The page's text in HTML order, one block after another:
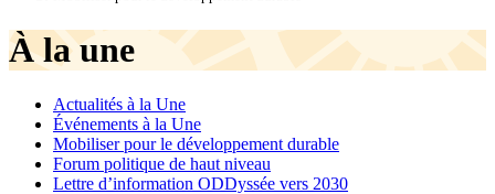
À la une
Actualités à la Une
Événements à la Une
Mobiliser pour le développement durable
Forum politique de haut niveau
Lettre d’information ODDyssée vers 2030